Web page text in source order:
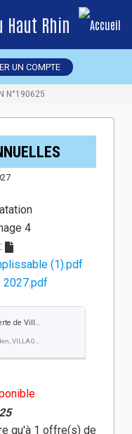
Haut Rhin
UN COMPTE
N°190625
4
(1).pdf
2027.pdf
Village-Neuf
qu'à 1 offre(s) de